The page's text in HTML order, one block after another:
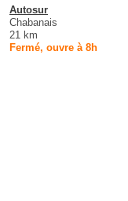
Autosur
Chabanais
21 km
Fermé, ouvre à 8h